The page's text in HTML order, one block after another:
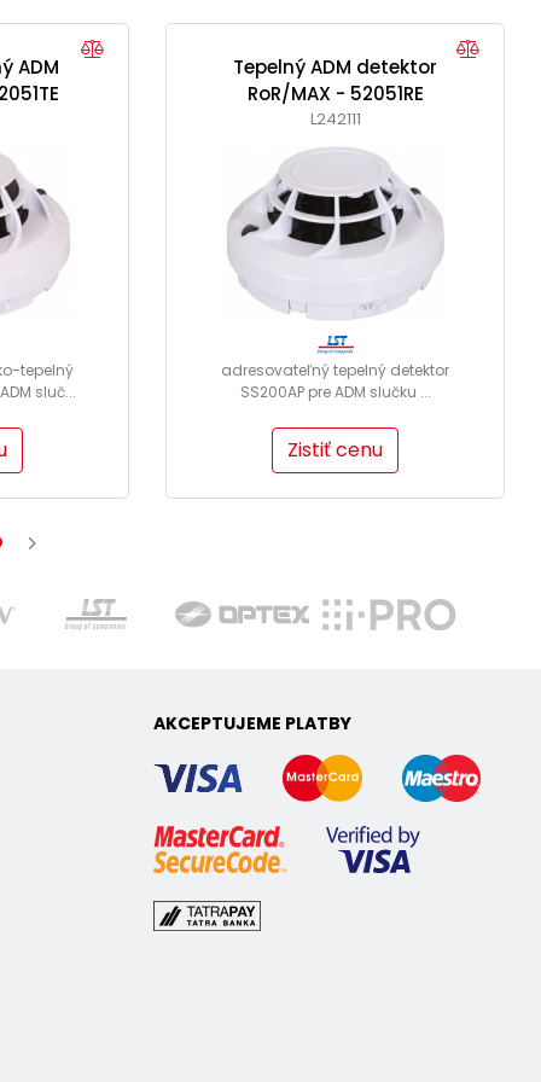
ADM
tepelný
sluč...
Tepelný ADM detektor
RoR/MAX - 52051RE
L242111
adresovateľný tepelný detektor
SS200AP pre ADM slučku ...
Zistiť cenu
AKCEPTUJEME PLATBY